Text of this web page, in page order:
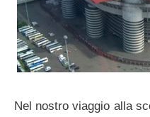
Nel nostro viaggio alla